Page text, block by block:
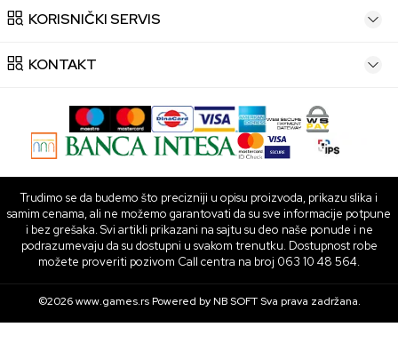
KORISNIČKI SERVIS
KONTAKT
Trudimo se da budemo što precizniji u opisu proizvoda, prikazu slika i
samim cenama, ali ne možemo garantovati da su sve informacije potpune
i bez grešaka. Svi artikli prikazani na sajtu su deo naše ponude i ne
podrazumevaju da su dostupni u svakom trenutku. Dostupnost robe
možete proveriti pozivom Call centra na broj 063 10 48 564.
©2026www.games.rs Powered byNB SOFTSva prava zadržana.